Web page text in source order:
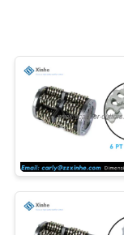
MAPPA
DEL
SITO
NORME
SULLA
PRIVACY